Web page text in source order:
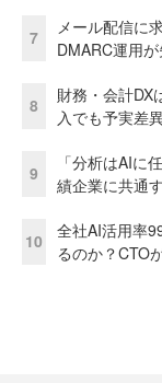
7
メール配信に
DMARC運用
8
財務・会計
入でも予実差
9
「分析はAIに
績企業に共通
10
全社AI活用率
るのか？CTO